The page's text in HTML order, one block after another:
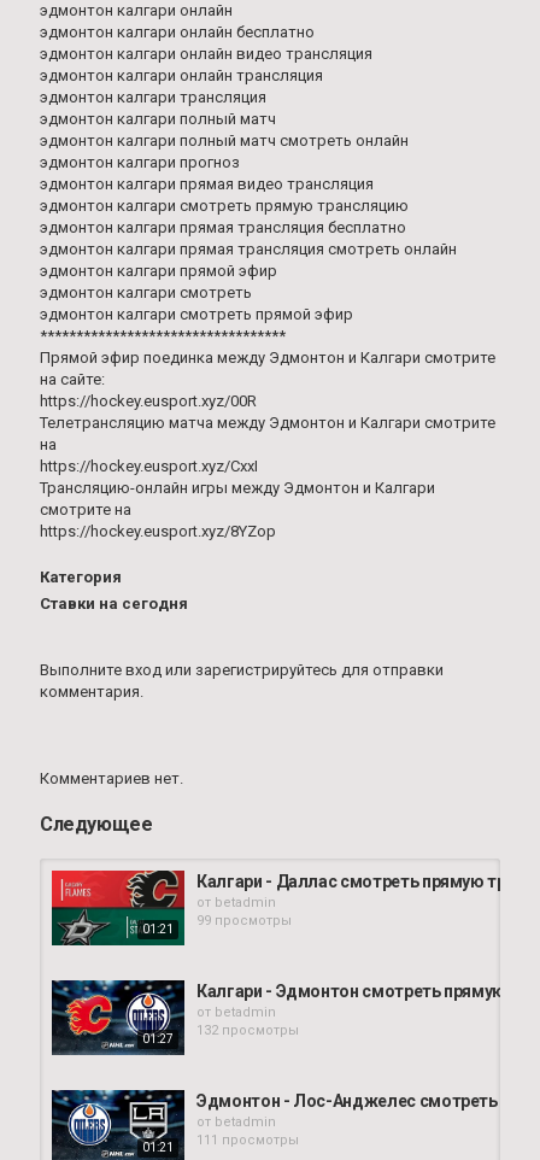
эдмонтон калгари онлайн
эдмонтон калгари онлайн бесплатно
эдмонтон калгари онлайн видео трансляция
эдмонтон калгари онлайн трансляция
эдмонтон калгари трансляция
эдмонтон калгари полный матч
эдмонтон калгари полный матч смотреть онлайн
эдмонтон калгари прогноз
эдмонтон калгари прямая видео трансляция
эдмонтон калгари смотреть прямую трансляцию
эдмонтон калгари прямая трансляция бесплатно
эдмонтон калгари прямая трансляция смотреть онлайн
эдмонтон калгари прямой эфир
эдмонтон калгари смотреть
эдмонтон калгари смотреть прямой эфир
**********************************
Прямой эфир поединка между Эдмонтон и Калгари смотрите
на сайте:
https://hockey.eusport.xyz/00R
Телетрансляцию матча между Эдмонтон и Калгари смотрите
на
https://hockey.eusport.xyz/CxxI
Трансляцию-онлайн игры между Эдмонтон и Калгари
смотрите на
https://hockey.eusport.xyz/8YZop
Категория
Ставки на сегодня
Выполните вход или зарегистрируйтесь для отправки
комментария.
Комментариев нет.
Следующее
01:21
Калгари - Даллас смотреть прямую
от betadmin
99 просмотры
01:27
Калгари - Эдмонтон смотреть прямую
от betadmin
132 просмотры
01:21
Эдмонтон - Лос-Анджелес смотреть
от betadmin
111 просмотры